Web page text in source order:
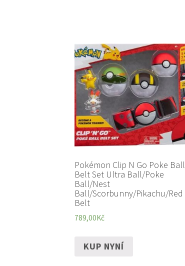
Pokémon Clip N Go Poke Ball
Belt Set Ultra Ball/Poke
Ball/Nest
Ball/Scorbunny/Pikachu/Red
Belt
789,00Kč
KUP NYNÍ